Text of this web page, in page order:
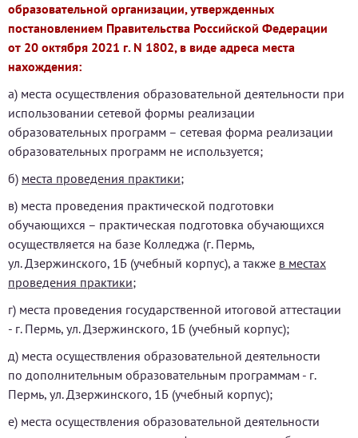
образовательной организации, утвержденных
постановлением Правительства Российской Федерации
от 20 октября 2021 г. N 1802, в виде адреса места
нахождения:
а) места осуществления образовательной деятельности при
использовании сетевой формы реализации
образовательных программ – сетевая форма реализации
образовательных программ не используется;
б) места проведения практики;
в) места проведения практической подготовки
обучающихся – практическая подготовка обучающихся
осуществляется на базе Колледжа (г. Пермь,
ул. Дзержинского, 1Б (учебный корпус), а также в местах
проведения практики;
г) места проведения государственной итоговой аттестации
- г. Пермь, ул. Дзержинского, 1Б (учебный корпус);
д) места осуществления образовательной деятельности
по дополнительным образовательным программам - г.
Пермь, ул. Дзержинского, 1Б (учебный корпус);
е) места осуществления образовательной деятельности